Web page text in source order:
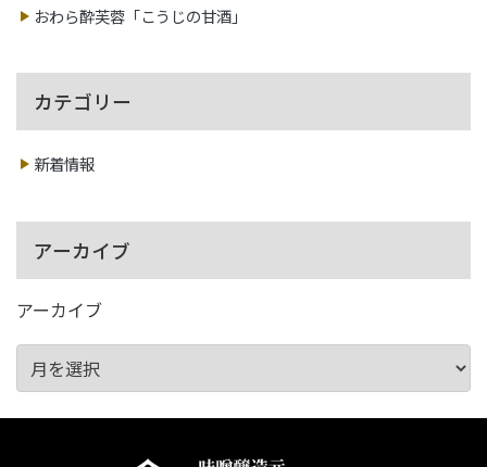
おわら酔芙蓉「こうじの甘酒」
カテゴリー
新着情報
アーカイブ
アーカイブ